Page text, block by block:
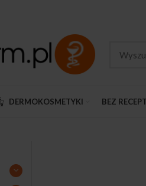
DERMOKOSMETYKI BEZ